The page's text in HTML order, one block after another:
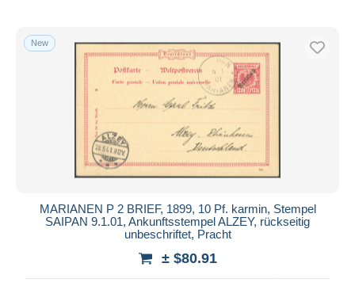
New
MARIANEN P 2 BRIEF, 1899, 10 Pf. karmin, Stempel
SAIPAN 9.1.01, Ankunftsstempel ALZEY, rückseitig
unbeschriftet, Pracht
± $80.91